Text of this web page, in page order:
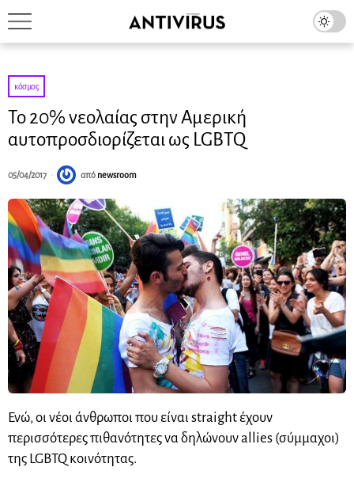
κόσμος
Το 20% νεολαίας στην Αμερική
αυτοπροσδιορίζεται ως LGBTQ
05/04/2017 από newsroom
Ενώ, οι νέοι άνθρωποι που είναι straight έχουν
περισσότερες πιθανότητες να δηλώνουν allies (σύμμαχοι)
της LGBTQ κοινότητας.